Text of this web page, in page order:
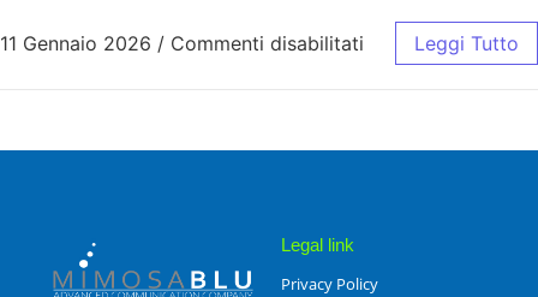
11 Gennaio 2026 / Commenti disabilitati Leggi Tutto
Legal link
Privacy Policy